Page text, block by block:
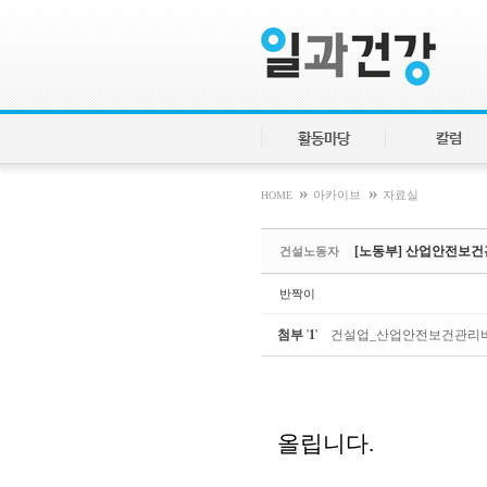
활동마당 칼럼
HOME » 아카이브 » 자료실
건설노동자 [노동부] 산업안전보
반짝이
첨부 '1' 건설업_산업안전보건관리
올립니다.